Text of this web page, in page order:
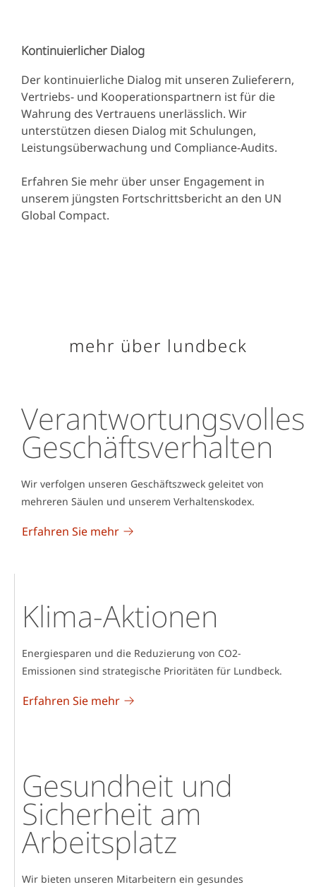
Kontinuierlicher Dialog
Der kontinuierliche Dialog mit unseren Zulieferern,
Vertriebs- und Kooperationspartnern ist für die
Wahrung des Vertrauens unerlässlich. Wir
unterstützen diesen Dialog mit Schulungen,
Leistungsüberwachung und Compliance-Audits.
Erfahren Sie mehr über unser Engagement in
unserem jüngsten Fortschrittsbericht an den UN
Global Compact.
mehr über lundbeck
Verantwortungsvolles
Geschäftsverhalten
Wir verfolgen unseren Geschäftszweck geleitet von
mehreren Säulen und unserem Verhaltenskodex.
Erfahren Sie mehr
Klima-Aktionen
Energiesparen und die Reduzierung von CO2-
Emissionen sind strategische Prioritäten für Lundbeck.
Erfahren Sie mehr
Gesundheit und
Sicherheit am
Arbeitsplatz
Wir bieten unseren Mitarbeitern ein gesundes